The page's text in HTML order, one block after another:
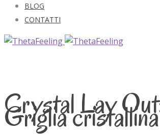
BLOG
CONTATTI
Crystal Lay
Griglia cristallina